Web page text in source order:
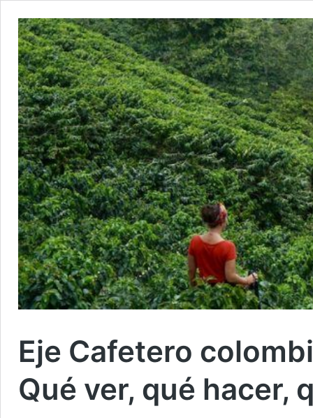
Eje Cafetero
Qué ver, qué hacer,